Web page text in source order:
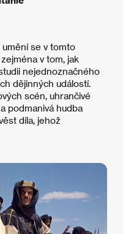
se v tomto
v tom, jak
nejednoznačného
dějinných událostí.
scén, uhrančivé
podmanivá hudba
díla, jehož